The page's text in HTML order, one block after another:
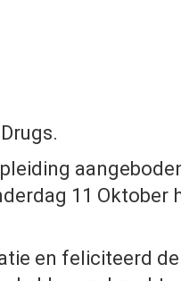
11 Oktober
en feliciteerd